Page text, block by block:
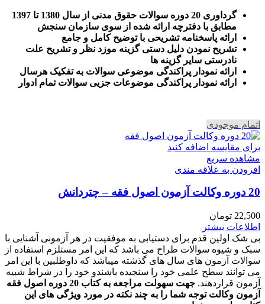
گرداوری 20 دوره سوالات حقوق مدنی از سال 1380 تا 1397
مطابق با دفترچه ارائه شده از سوی سازمان سنجش
ارائه پاسخنامه تشریحی با توضیح کامل و جامع
تشریح نمودن دلیل دستی گزینه موزد نظر و تشریح علت
نادرستی سایر گزینه ها
ارائه نمودار پراکندگی موضوعی سوالات به تفکیک هرسال
رائه نمودار پراکندگی موضوعات جزیی سوالات تمام ادوار
اتمام موجودی
برای مقایسه اضافه کنید
مشاهده سریع
افزودن به علاقه مندی
20 دوره وکالت آزمون اصول فقه – چتردانش
22,500 تومان
اطلاعات بیشتر
بی شک اولین قدم برای دستیابی به موفقیت در هر آزمونی آشنایی با
سبک و شیوه سوالات طراح می باشد که این امر مستلزم استفاده از
سوالات آزمون های سال های گذشته میباشد که داوطلبین با این امر
می توانند سطح علمی خود را سنجیده باشندو خود را در شراط شبیه
آزمون قراردهند.
جهت سهولت مراجعه به کتاب 20 دوره اصول فقه
آزمون وکالت توجه شما را به چند نکته در مورد ویژگی های این